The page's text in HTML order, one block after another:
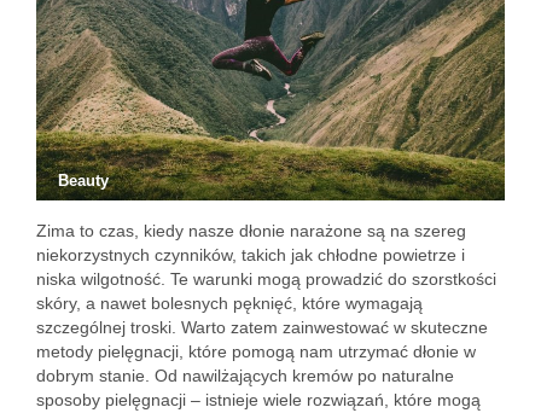
Beauty
Zima to czas, kiedy nasze dłonie narażone są na szereg
niekorzystnych czynników, takich jak chłodne powietrze i
niska wilgotność. Te warunki mogą prowadzić do szorstkości
skóry, a nawet bolesnych pęknięć, które wymagają
szczególnej troski. Warto zatem zainwestować w skuteczne
metody pielęgnacji, które pomogą nam utrzymać dłonie w
dobrym stanie. Od nawilżających kremów po naturalne
sposoby pielęgnacji – istnieje wiele rozwiązań, które mogą